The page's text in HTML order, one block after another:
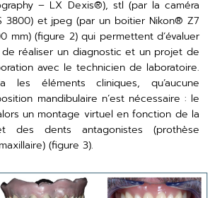
– LX Dexis®), stl (par la caméra
3800) et jpeg (par un boitier Nikon® Z7
mm) (figure 2) qui permettent d’évaluer
réaliser un diagnostic et un projet de
avec le technicien de laboratoire.
éléments cliniques, qu’aucune
mandibulaire n’est nécessaire : le
un montage virtuel en fonction de la
des dents antagonistes (prothèse
(figure 3).